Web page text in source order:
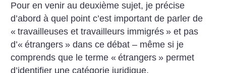
Pour en venir au deuxième sujet, je précise
d’abord à quel point c’est important de parler de
« travailleuses et travailleurs immigrés » et pas
d’« étrangers » dans ce débat – même si je
comprends que le terme « étrangers » permet
d’identifier une catégorie juridique.